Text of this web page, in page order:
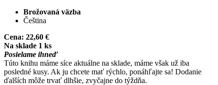
Brožovaná väzba
Čeština
Cena: 22,60 €
Na sklade 1 ks
Posielame ihneď
Túto knihu máme síce aktuálne na sklade, máme však už iba
posledné kusy. Ak ju chcete mať rýchlo, ponáhľajte sa! Dodanie
ďalších môže trvať dlhšie, zvyčajne do týždňa.